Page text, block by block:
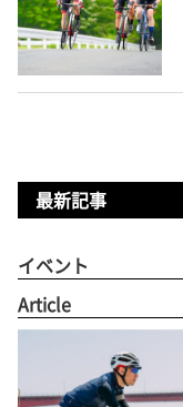
最新記事
イベント
Article